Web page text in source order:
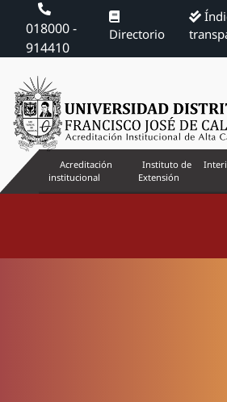
018000 -
914410
Directorio
Acreditación
institucional
Instituto de
Extensión